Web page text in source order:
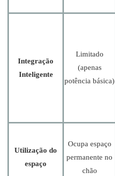
Integração
Inteligente
Limitado
(apenas
potência básica)
Utilização do
espaço
Ocupa espaço
permanente no
chão